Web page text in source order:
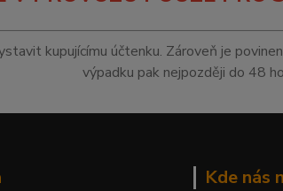
kupujícímu účtenku. Zároveň je
výpadku pak nejpozději do 48
Kde nás